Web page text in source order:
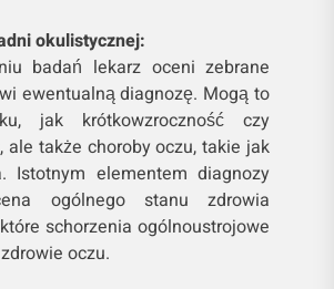
okulistycznej:
badań lekarz oceni zebrane
ewentualną diagnozę. Mogą to
jak krótkowzroczność czy
ale także choroby oczu, takie jak
Istotnym elementem diagnozy
ogólnego stanu zdrowia
schorzenia ogólnoustrojowe
oczu.